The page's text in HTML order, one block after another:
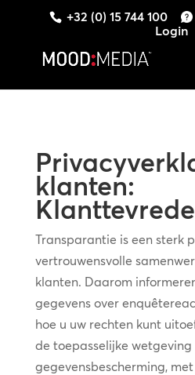
+32 (0) 15 744 100
Login
klanten:
Transparantie is een sterk
vertrouwensvolle
klanten. Daarom
gegevens over
hoe u uw rechten kunt
de toepasselijke
gegevensbescherming,